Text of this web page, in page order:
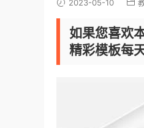
2023-05-10
如果您喜欢
精彩模板每